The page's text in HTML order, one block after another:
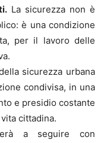
La sicurezza non è
è una condizione
per il lavoro delle
sicurezza urbana
condivisa, in una
e presidio costante
cittadina.
a seguire con